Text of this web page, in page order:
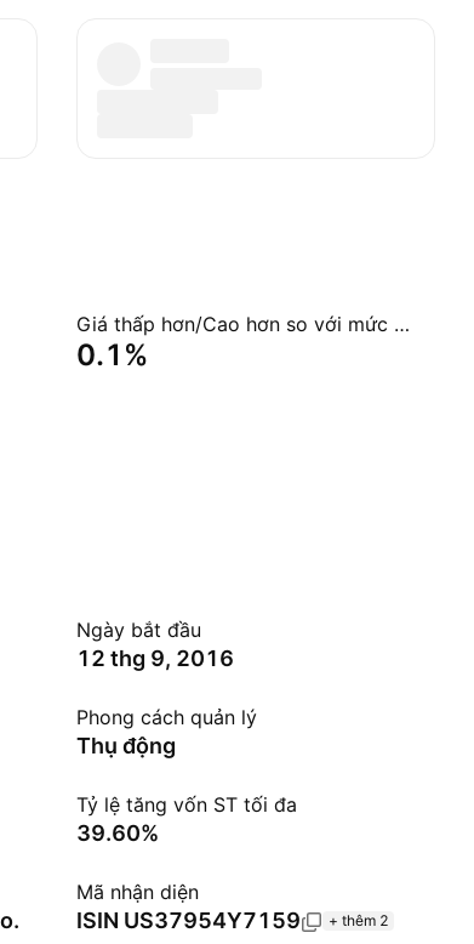
Giá thấp hơn/Cao hơn so với mức giá trị tài sản ròng NAV
0.1%
Ngày bắt đầu
12 thg 9, 2016
Phong cách quản lý
Thụ động
Tỷ lệ tăng vốn ST tối đa
39.60%
Mã nhận diện
ISIN US37954Y7159 + thêm 2